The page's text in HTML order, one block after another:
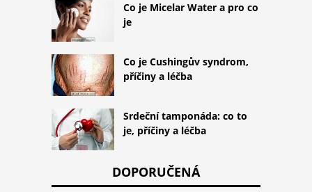
Co je Micelar Water a pro co
je
Co je Cushingův syndrom,
příčiny a léčba
Srdeční tamponáda: co to
je, příčiny a léčba
DOPORUČENÁ